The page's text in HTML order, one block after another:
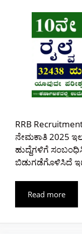
RRB
ನೇಮಕಾತಿ 2025
ಹುದ್ದೆಗಳಿಗೆ
ಬಿಡುಗಡೆಗೊಳಿಸಿದೆ
Read more